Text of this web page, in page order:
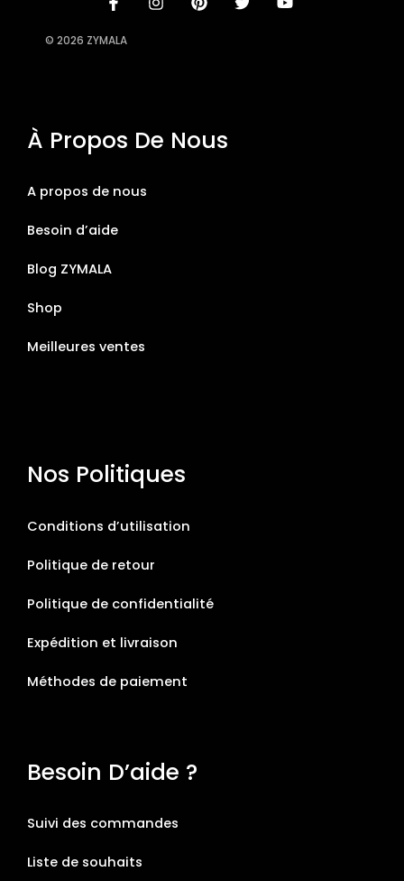
© 2026 ZYMALA
À Propos De Nous
A propos de nous
Besoin d’aide
Blog ZYMALA
Shop
Meilleures ventes
Nos Politiques
Conditions d’utilisation
Politique de retour
Politique de confidentialité
Expédition et livraison
Méthodes de paiement
Besoin D’aide ?
Suivi des commandes
Liste de souhaits